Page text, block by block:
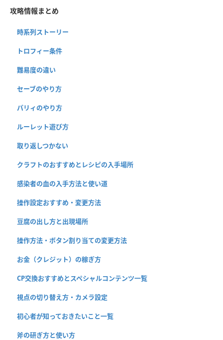
攻略情報まとめ
時系列ストーリー
トロフィー条件
難易度の違い
セーブのやり方
パリィのやり方
ルーレット遊び方
取り返しつかない
クラフトのおすすめとレシピの入手場所
感染者の血の入手方法と使い道
操作設定おすすめ・変更方法
豆腐の出し方と出現場所
操作方法・ボタン割り当ての変更方法
お金（クレジット）の稼ぎ方
CP交換おすすめとスペシャルコンテンツ一覧
視点の切り替え方・カメラ設定
初心者が知っておきたいこと一覧
斧の研ぎ方と使い方